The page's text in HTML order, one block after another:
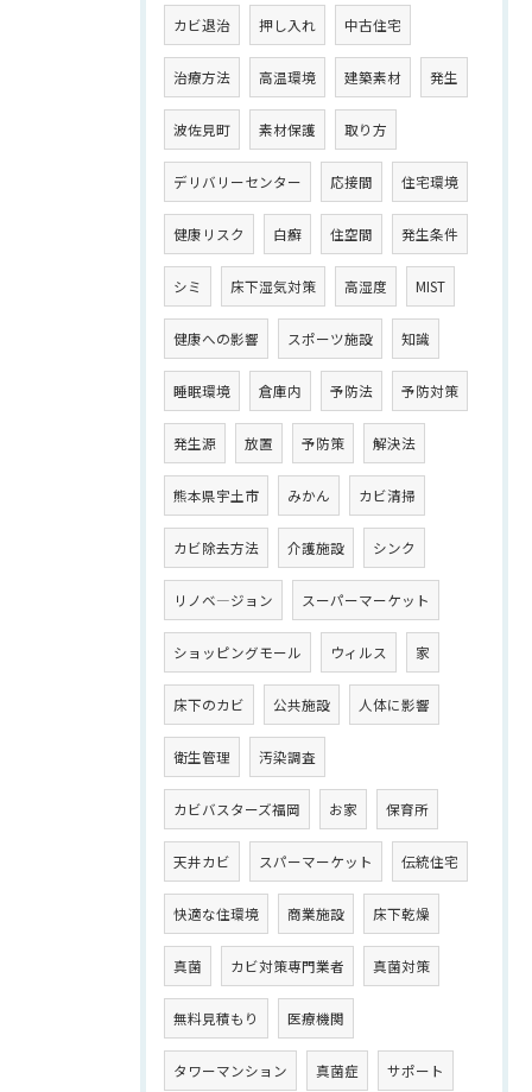
カビ退治 押し入れ 中古住宅
治療方法 高温環境 建築素材 発生
波佐見町 素材保護 取り方
デリバリーセンター 応接間 住宅環境
健康リスク 白癬 住空間 発生条件
シミ 床下湿気対策 高湿度 MIST
健康への影響 スポーツ施設 知識
睡眠環境 倉庫内 予防法 予防対策
発生源 放置 予防策 解決法
熊本県宇土市 みかん カビ清掃
カビ除去方法 介護施設 シンク
リノベ―ジョン スーパーマーケット
ショッピングモール ウィルス 家
床下のカビ 公共施設 人体に影響
衛生管理 汚染調査
カビバスターズ福岡 お家 保育所
天井カビ スパーマーケット 伝統住宅
快適な住環境 商業施設 床下乾燥
真菌 カビ対策専門業者 真菌対策
無料見積もり 医療機関
タワーマンション 真菌症 サポート